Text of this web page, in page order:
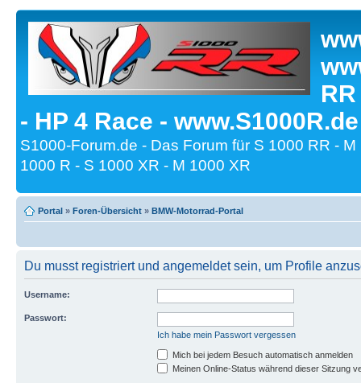
- HP 4 Race -
S1000-Forum.de - Das Forum für S 1000 RR -
1000 R - S 1000 XR - M 1000 XR
Portal » Foren-Übersicht » BMW-Motorrad-Portal
Du musst registriert und angemeldet sein, um Profile
Username:
Passwort:
Ich habe mein Passwort vergessen
Mich bei jedem Besuch automatisch anmelden
Meinen Online-Status während dieser Sitzung